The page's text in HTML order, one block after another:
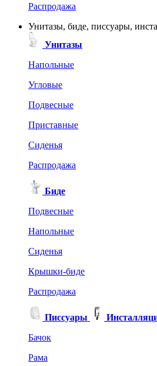
Распродажа
Унитазы, биде, писсуары,
Унитазы
Напольные
Угловые
Подвесные
Приставные
Сиденья
Распродажа
Биде
Подвесные
Напольные
Сиденья
Крышки-биде
Распродажа
Писсуары
Бачок
Рама